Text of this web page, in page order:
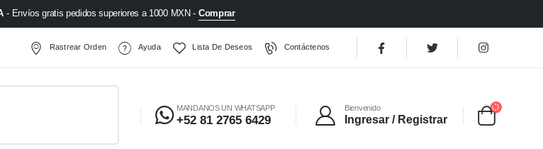
- Envíos gratis pedidos superiores a 1000 MXN - Comprar
Rastrear Orden Ayuda Lista De Deseos Contáctenos
MANDANOS UN WHATSAPP
+52 81 2765 6429
Bienvenido
Ingresar / Registrar